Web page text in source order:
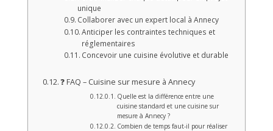
unique
Collaborer avec un expert local à Annecy
Anticiper les contraintes techniques et
réglementaires
Concevoir une cuisine évolutive et durable
❓ FAQ – Cuisine sur mesure à Annecy
Quelle est la différence entre une
cuisine standard et une cuisine sur
mesure à Annecy ?
Combien de temps faut-il pour réaliser